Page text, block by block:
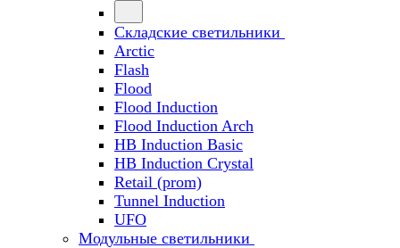
Складские светильники
Arctic
Flash
Flood
Flood Induction
Flood Induction Arch
HB Induction Basic
HB Induction Crystal
Retail (prom)
Tunnel Induction
UFO
Модульные светильники